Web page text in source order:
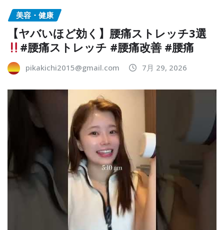
美容・健康
【ヤバいほど効く】腰痛ストレッチ3選
#腰痛ストレッチ #腰痛改善 #腰痛
pikakichi2015@gmail.com 7月 29, 2026